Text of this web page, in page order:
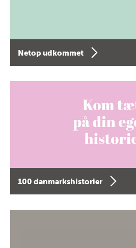
Netop udkommet
100 danmarkshistorier